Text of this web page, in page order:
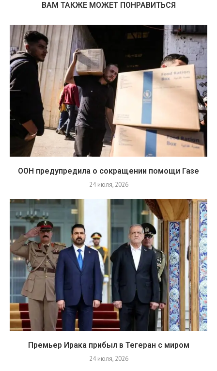
ВАМ ТАКЖЕ МОЖЕТ ПОНРАВИТЬСЯ
ООН предупредила о сокращении помощи Газе
24 июля, 2026
Премьер Ирака прибыл в Тегеран с миром
24 июля, 2026